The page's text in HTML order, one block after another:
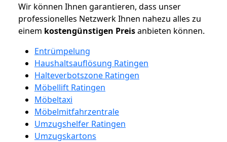
Wir können Ihnen garantieren, dass unser
professionelles Netzwerk Ihnen nahezu alles zu
einem kostengünstigen Preisanbieten können.
Entrümpelung
Haushaltsauflösung Ratingen
Halteverbotszone Ratingen
Möbellift Ratingen
Möbeltaxi
Möbelmitfahrzentrale
Umzugshelfer Ratingen
Umzugskartons